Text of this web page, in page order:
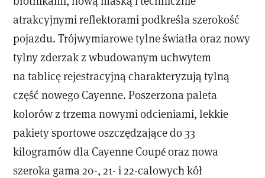
atrakcyjnymi reflektorami podkreśla szerokość
pojazdu. Trójwymiarowe tylne światła oraz nowy
tylny zderzak z wbudowanym uchwytem
na tablicę rejestracyjną charakteryzują tylną
część nowego Cayenne. Poszerzona paleta
kolorów z trzema nowymi odcieniami, lekkie
pakiety sportowe oszczędzające do 33
kilogramów dla Cayenne Coupé oraz nowa
szeroka gama 20-, 21- i 22-calowych kół